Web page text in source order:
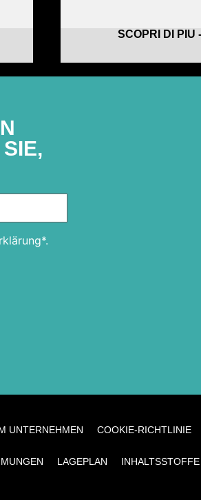
SCOPRI DI PIU
UNTERNEHMEN COOKIE-RICHTLINIE
LAGEPLAN INHALTSSTOFFE